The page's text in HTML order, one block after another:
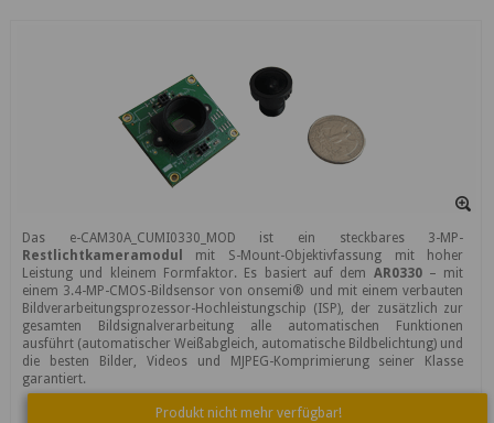
Das e-CAM30A_CUMI0330_MOD ist ein steckbares 3-MP-
Restlichtkameramodul
mit S-Mount-Objektivfassung mit hoher
Leistung und kleinem Formfaktor. Es basiert auf dem AR0330– mit
einem 3.4-MP-CMOS-Bildsensor von onsemi® und mit einem verbauten
Bildverarbeitungsprozessor-Hochleistungschip (ISP), der zusätzlich zur
gesamten Bildsignalverarbeitung alle automatischen Funktionen
ausführt (automatischer Weißabgleich, automatische Bildbelichtung) und
die besten Bilder, Videos und MJPEG-Komprimierung seiner Klasse
garantiert.
Produkt nicht mehr verfügbar!